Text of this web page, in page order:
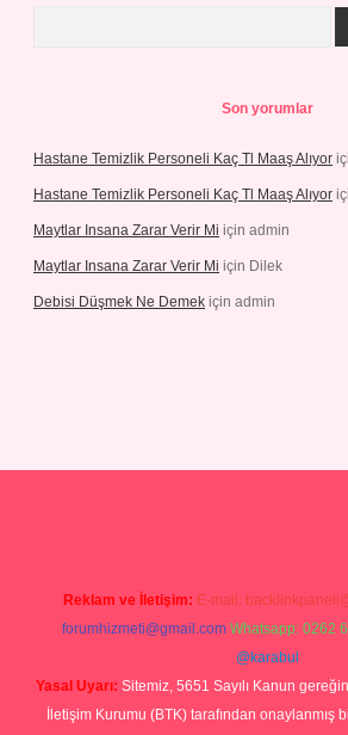
Son yorumlar
Hastane Temizlik Personeli Kaç Tl Maaş Alıyor
Hastane Temizlik Personeli Kaç Tl Maaş Alıyor
Maytlar Insana Zarar Verir Mi için admin
Maytlar Insana Zarar Verir Mi için Dilek
Debisi Düşmek Ne Demek için admin
Reklam ve İletişim: E-mail:
forumhizmeti@gmail.com Whatsapp: 0262
@karabul
Yasal Uyarı: Sitemiz, 5651 Sayılı Kanun
İletişim Kurumu (BTK) tarafından onaylanmış